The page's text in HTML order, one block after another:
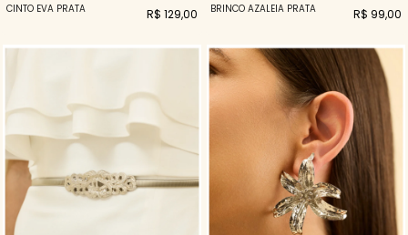
CINTO EVA PRATA R$ 129,00 BRINCO AZALEIA PRATA R$ 99,00